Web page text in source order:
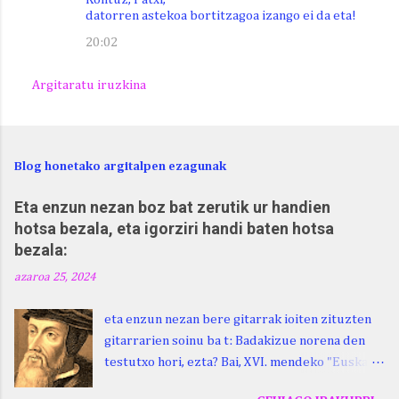
datorren astekoa bortitzagoa izango ei da eta!
20:02
Argitaratu iruzkina
Blog honetako argitalpen ezagunak
Eta enzun nezan boz bat zerutik ur handien
hotsa bezala, eta igorziri handi baten hotsa
bezala:
azaroa 25, 2024
eta enzun nezan bere gitarrak ioiten zituzten
gitarrarien soinu ba t: Badakizue norena den
testutxo hori, ezta? Bai, XVI. mendeko "Euskara